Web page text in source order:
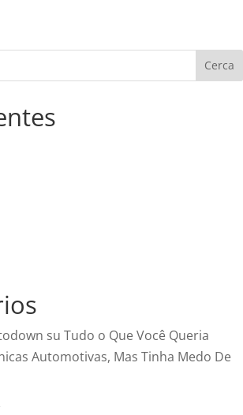
Cerca
su Tudo o Que Você Queria
Automotivas, Mas Tinha Medo De